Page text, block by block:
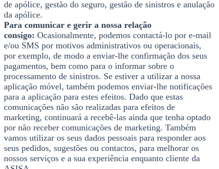
de apólice, gestão do seguro, gestão de sinistros e anulação
da apólice.
Para comunicar e gerir a nossa relação
consigo: Ocasionalmente, podemos contactá-lo por e-mail
e/ou SMS por motivos administrativos ou operacionais,
por exemplo, de modo a enviar-lhe confirmação dos seus
pagamentos, bem como para o informar sobre o
processamento de sinistros. Se estiver a utilizar a nossa
aplicação móvel, também podemos enviar-lhe notificações
para a aplicação para estes efeitos. Dado que estas
comunicações não são realizadas para efeitos de
marketing, continuará a recebê-las ainda que tenha optado
por não receber comunicações de marketing. Também
vamos utilizar os seus dados pessoais para responder aos
seus pedidos, sugestões ou contactos, para melhorar os
nossos serviços e a sua experiência enquanto cliente da